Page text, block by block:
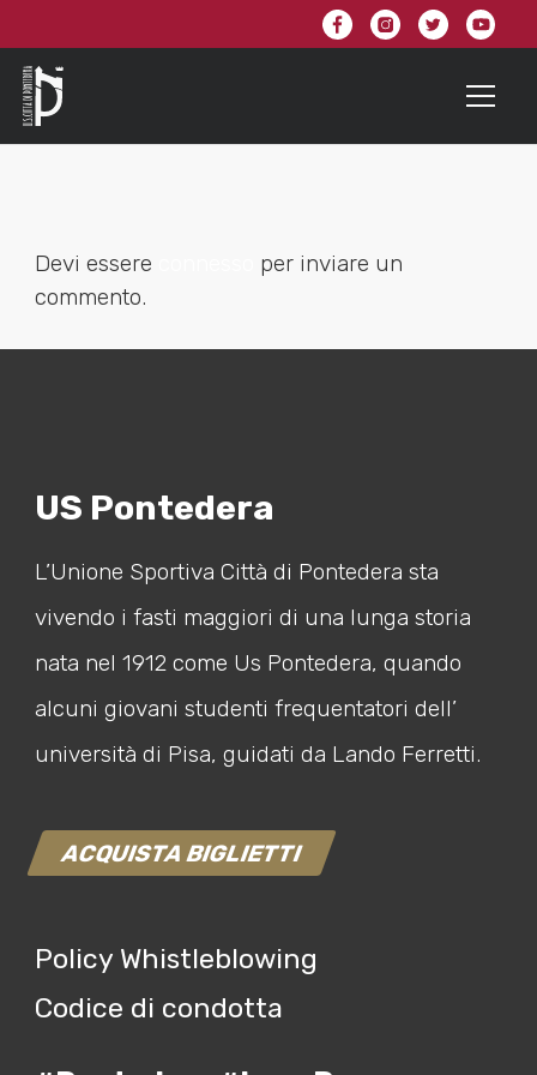
Devi essere
per inviare un
commento.
US Pontedera
L’Unione Sportiva Città di Pontedera sta
vivendo i fasti maggiori di una lunga storia
nata nel 1912 come Us Pontedera, quando
alcuni giovani studenti frequentatori dell’
università di Pisa, guidati da Lando Ferretti.
ACQUISTA BIGLIETTI
Policy Whistleblowing
Codice di condotta